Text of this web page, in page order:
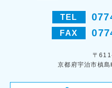
TEL
FAX
〒
京都府宇治市槙